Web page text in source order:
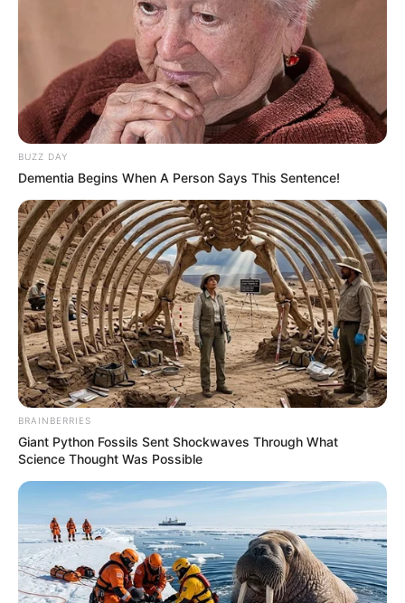
BUZZ DAY
Dementia Begins When A Person Says This Sentence!
BRAINBERRIES
Giant Python Fossils Sent Shockwaves Through What
Science Thought Was Possible